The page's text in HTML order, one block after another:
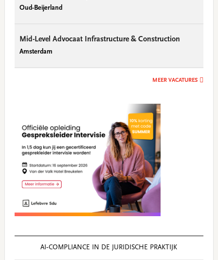
Oud-Beijerland
Mid-Level Advocaat Infrastructure & Construction
Amsterdam
MEER VACATURES
AI‑COMPLIANCE IN DE JURIDISCHE PRAKTIJK